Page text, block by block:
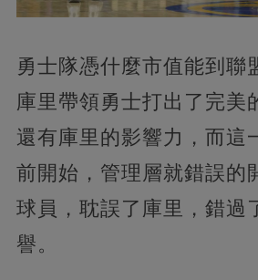
勇士隊憑什麼市值能到聯
庫里帶領勇士打出了完美
還有庫里的影響力，而這
前開始，管理層就錯誤的
球員，耽誤了庫里，錯過
譽。